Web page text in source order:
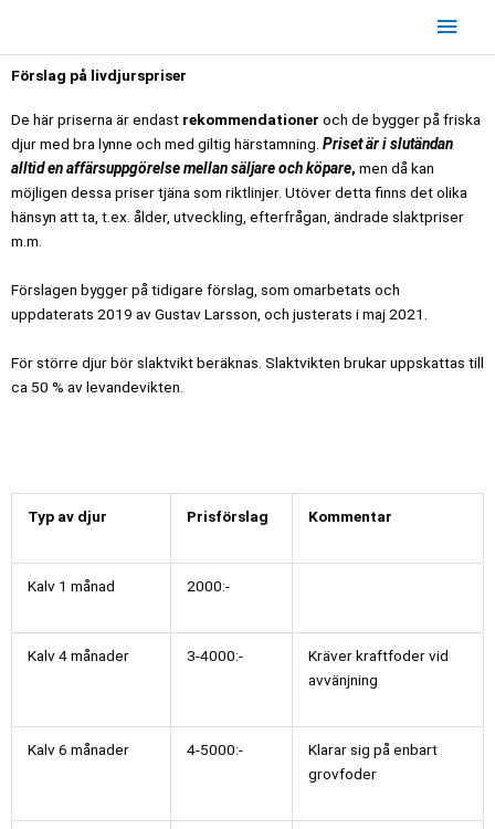
innehåll
Förslag på livdjurspriser
De här priserna är endast rekommendationer och de bygger på friska
djur med bra lynne och med giltig härstamning. Priset är i slutändan
alltid en affärsuppgörelse mellan säljare och köpare, men då kan
möjligen dessa priser tjäna som riktlinjer. Utöver detta finns det olika
hänsyn att ta, t.ex. ålder, utveckling, efterfrågan, ändrade slaktpriser
m.m.
Förslagen bygger på tidigare förslag, som omarbetats och
uppdaterats 2019 av Gustav Larsson, och justerats i maj 2021.
För större djur bör slaktvikt beräknas. Slaktvikten brukar uppskattas till
ca 50 % av levandevikten.
Typ av djur Prisförslag Kommentar
Kalv 1 månad 2000:-
Kalv 4 månader 3-4000:-
Kräver kraftfoder vid
avvänjning
Kalv 6 månader 4-5000:-
Klarar sig på enbart
grovfoder